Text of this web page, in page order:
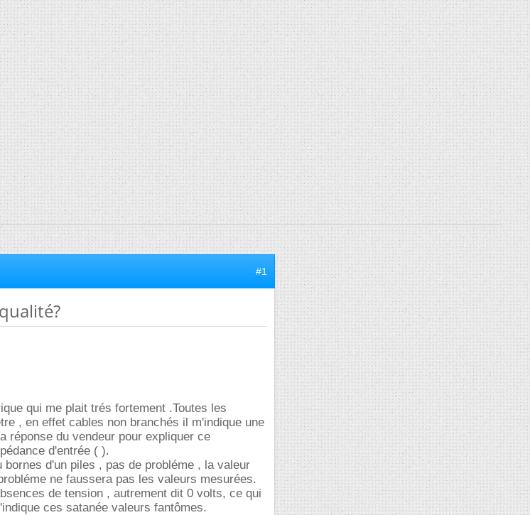
#1
qui me plait trés fortement .Toutes les
, en effet cables non branchés il m'indique une
réponse du vendeur pour expliquer ce
d'entrée ( ).
d'un piles , pas de probléme , la valeur
ne faussera pas les valeurs mesurées.
de tension , autrement dit 0 volts, ce qui
ces satanée valeurs fantômes.